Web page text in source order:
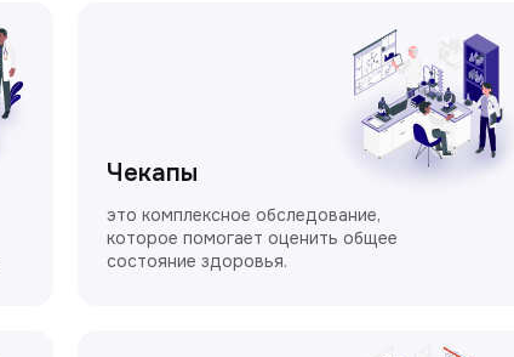
Чекапы
это комплексное обследование,
которое помогает оценить общее
состояние здоровья.